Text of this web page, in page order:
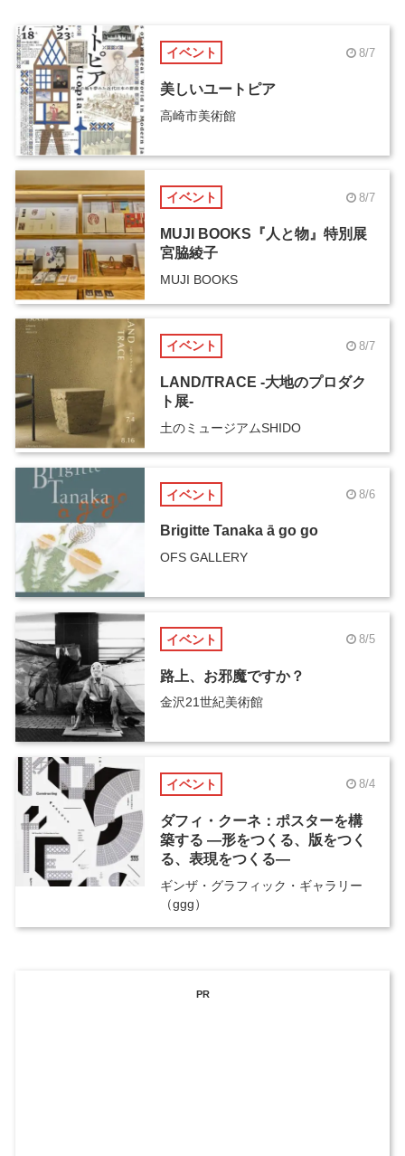
イベント 8/7
美しいユートピア
高崎市美術館
イベント 8/7
MUJI BOOKS『人と物』特別展
宮脇綾子
MUJI BOOKS
イベント 8/7
LAND/TRACE -大地のプロダク
ト展-
土のミュージアムSHIDO
イベント 8/6
Brigitte Tanaka ā go go
OFS GALLERY
イベント 8/5
路上、お邪魔ですか？
金沢21世紀美術館
イベント 8/4
ダフィ・クーネ：ポスターを構
築する ―形をつくる、版をつく
る、表現をつくる―
ギンザ・グラフィック・ギャラリー
（ggg）
PR